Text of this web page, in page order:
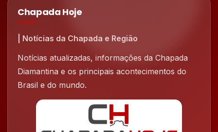
Chapada Hoje
| Notícias da Chapada e Região
Notícias atualizadas, informações da Chapada
Diamantina e os principais acontecimentos do
Brasil e do mundo.